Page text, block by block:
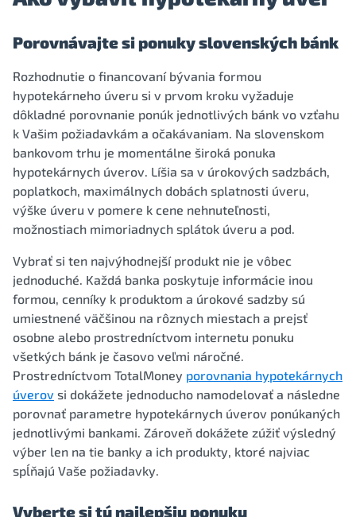
Porovnávajte si ponuky slovenských bánk
Rozhodnutie o financovaní bývania formou
hypotekárneho úveru si v prvom kroku vyžaduje
dôkladné porovnanie ponúk jednotlivých bánk vo vzťahu
k Vašim požiadavkám a očakávaniam. Na slovenskom
bankovom trhu je momentálne široká ponuka
hypotekárnych úverov. Líšia sa v úrokových sadzbách,
poplatkoch, maximálnych dobách splatnosti úveru,
výške úveru v pomere k cene nehnuteľnosti,
možnostiach mimoriadnych splátok úveru a pod.
Vybrať si ten najvýhodnejší produkt nie je vôbec
jednoduché. Každá banka poskytuje informácie inou
formou, cenníky k produktom a úrokové sadzby sú
umiestnené väčšinou na rôznych miestach a prejsť
osobne alebo prostredníctvom internetu ponuku
všetkých bánk je časovo veľmi náročné.
Prostredníctvom TotalMoney porovnania hypotekárnych
úverov si dokážete jednoducho namodelovať a následne
porovnať parametre hypotekárnych úverov ponúkaných
jednotlivými bankami. Zároveň dokážete zúžiť výsledný
výber len na tie banky a ich produkty, ktoré najviac
spĺňajú Vaše požiadavky.
Vyberte si tú najlepšiu ponuku